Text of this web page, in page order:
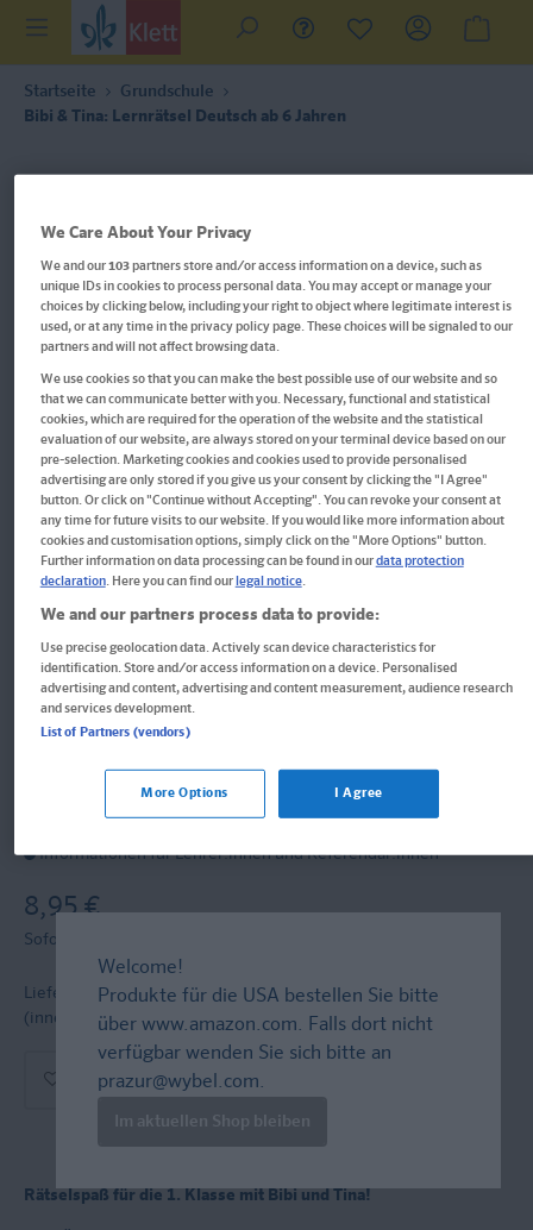
Startseite
Grundschule
Bibi & Tina: Lernrätsel Deutsch ab 6 Jahren
Im Buch blättern
Bibi & Tina: Lernrätsel Deutsch
ab 6 Jahren
Über 100 Lernrätsel
Block
Format: 14,9 x 21,1 cm, 128 Seiten
Informationen für Lehrer:innen und Referendar:innen
8,95 €
Sofort lieferbar
Lieferung bei Online-Bestellwert ab € 9,95versandkostenfrei!
(innerh. Deutschlands)
In den Warenkorb
Rätselspaß für die 1. Klasse mit Bibi und Tina!
Welcome!
Produkte für die USA bestellen Sie bitte
über www.amazon.com. Falls dort nicht
verfügbar wenden Sie sich bitte an
prazur@wybel.com.
Im aktuellen Shop bleiben
We Care About Your Privacy
We and our103partners store and/or access information on a device, such as
unique IDs in cookies to process personal data. You may accept or manage your
choices by clicking below, including your right to object where legitimate interest is
used, or at any time in the privacy policy page. These choices will be signaled to our
partners and will not affect browsing data.
We use cookies so that you can make the best possible use of our website and so
that we can communicate better with you. Necessary, functional and statistical
cookies, which are required for the operation of the website and the statistical
evaluation of our website, are always stored on your terminal device based on our
pre-selection. Marketing cookies and cookies used to provide personalised
advertising are only stored if you give us your consent by clicking the "I Agree"
button. Or click on "Continue without Accepting". You can revoke your consent at
any time for future visits to our website. If you would like more information about
cookies and customisation options, simply click on the "More Options" button.
Further information on data processing can be found in ourdata protection
declaration. Here you can find our legal notice.
We and our partners process data to provide:
Use precise geolocation data. Actively scan device characteristics for
identification. Store and/or access information on a device. Personalised
advertising and content, advertising and content measurement, audience research
and services development.
List of Partners (vendors)
I Agree
More Options